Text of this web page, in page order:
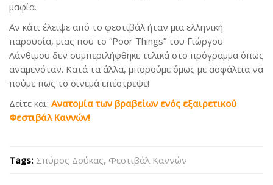
μαφία.
Αν κάτι έλειψε από το φεστιβάλ ήταν μια ελληνική
παρουσία, μιας που το “Poor Things” του Γιώργου
Λάνθιμου δεν συμπεριλήφθηκε τελικά στο πρόγραμμα όπως
αναμενόταν. Κατά τα άλλα, μπορούμε όμως με ασφάλεια να
πούμε πως το σινεμά επέστρεψε!
Δείτε και: Ανατομία των βραβείων ενός εξαιρετικού
Φεστιβάλ Καννών!
Tags: Σπύρος Δούκας, Φεστιβάλ Καννών